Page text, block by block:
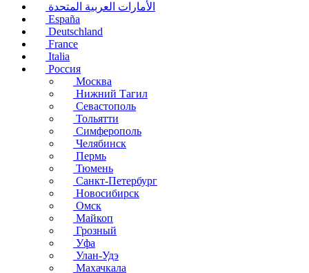
الأمارات العربية المتحدة
España
Deutschland
France
Italia
Россия
Москва
Нижний Тагил
Севастополь
Тольятти
Симферополь
Челябинск
Пермь
Тюмень
Санкт-Петербург
Новосибирск
Омск
Майкоп
Грозный
Уфа
Улан-Удэ
Махачкала